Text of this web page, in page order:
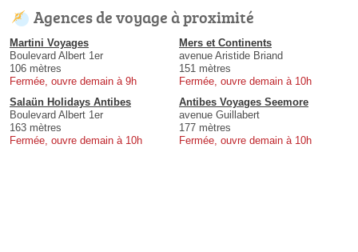
Agences de voyage à proximité
Martini Voyages
Boulevard Albert 1er
106 mètres
Fermée, ouvre demain à 9h
Mers et Continents
avenue Aristide Briand
151 mètres
Fermée, ouvre demain à 10h
Salaün Holidays Antibes
Boulevard Albert 1er
163 mètres
Fermée, ouvre demain à 10h
Antibes Voyages Seemore
avenue Guillabert
177 mètres
Fermée, ouvre demain à 10h